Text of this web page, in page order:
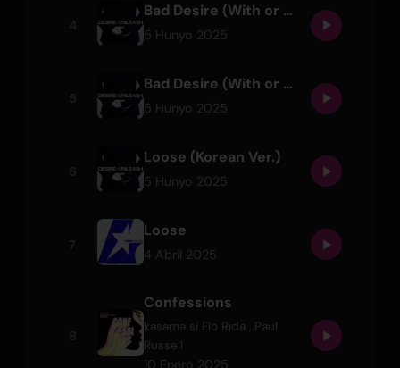
Bad Desire (With or Without You)
5 Hunyo 2025
Bad Desire (With or Without You) (English Ver.)
5 Hunyo 2025
Loose (Korean Ver.)
5 Hunyo 2025
Loose
4 Abril 2025
Confessions
kasama si Flo Rida
Paul
Russell
10 Enero 2025